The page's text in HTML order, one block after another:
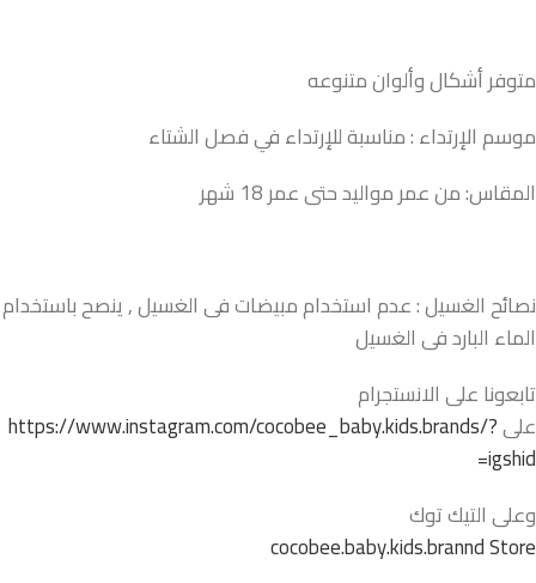
متوفر أشكال وألوان متنوعه
موسم الإرتداء : مناسبة للإرتداء في فصل الشتاء
المقاس: من عمر مواليد حتى عمر 18 شهر
نصائح الغسيل : عدم استخدام مبيضات فى الغسيل , ينصح باستخدام
الماء البارد فى الغسيل
تابعونا على الانستجرام
علىhttps://www.instagram.com/cocobee_baby.kids.brands/?
igshid=
وعلى التيك توك
cocobee.baby.kids.brannd Store